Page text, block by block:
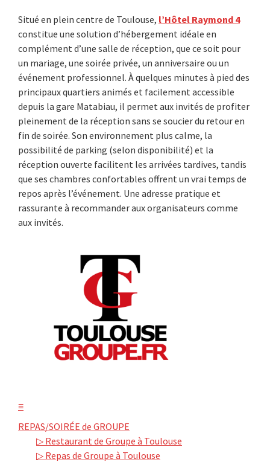
Situé en plein centre de Toulouse, l’Hôtel Raymond 4
constitue une solution d’hébergement idéale en
complément d’une salle de réception, que ce soit pour
un mariage, une soirée privée, un anniversaire ou un
événement professionnel. À quelques minutes à pied des
principaux quartiers animés et facilement accessible
depuis la gare Matabiau, il permet aux invités de profiter
pleinement de la réception sans se soucier du retour en
fin de soirée. Son environnement plus calme, la
possibilité de parking (selon disponibilité) et la
réception ouverte facilitent les arrivées tardives, tandis
que ses chambres confortables offrent un vrai temps de
repos après l’événement. Une adresse pratique et
rassurante à recommander aux organisateurs comme
aux invités.
≡
REPAS/SOIRÉE de GROUPE
▷ Restaurant de Groupe à Toulouse
▷ Repas de Groupe à Toulouse